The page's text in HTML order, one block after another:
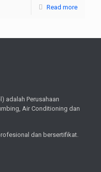
Read more
adalah Perusahaan
Air Conditioning dan
dan bersertifikat.